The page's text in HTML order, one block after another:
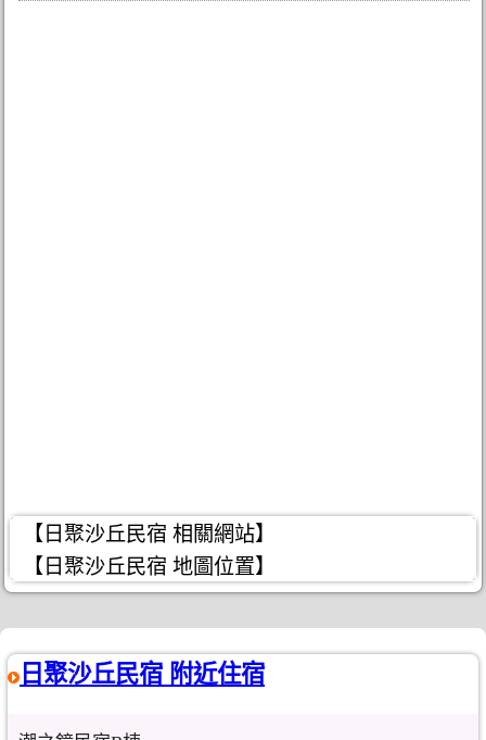
【日聚沙丘民宿 相關網站】
【日聚沙丘民宿 地圖位置】
日聚沙丘民宿 附近住宿